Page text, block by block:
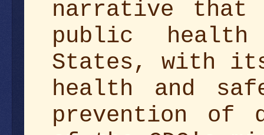
narrative
public
States, with
health and
prevention of